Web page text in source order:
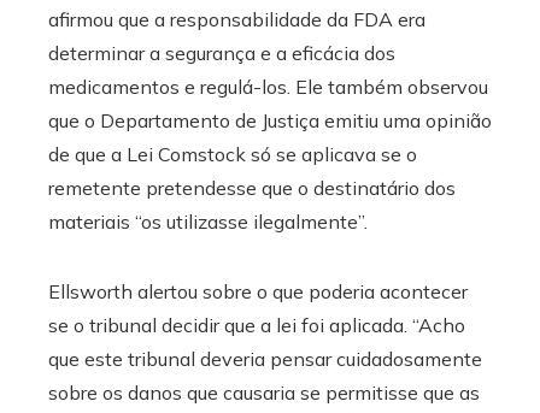
afirmou que a responsabilidade da FDA era
determinar a segurança e a eficácia dos
medicamentos e regulá-los. Ele também observou
que o Departamento de Justiça emitiu uma opinião
de que a Lei Comstock só se aplicava se o
remetente pretendesse que o destinatário dos
materiais “os utilizasse ilegalmente”.
Ellsworth alertou sobre o que poderia acontecer
se o tribunal decidir que a lei foi aplicada. “Acho
que este tribunal deveria pensar cuidadosamente
sobre os danos que causaria se permitisse que as